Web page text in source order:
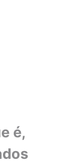
é,